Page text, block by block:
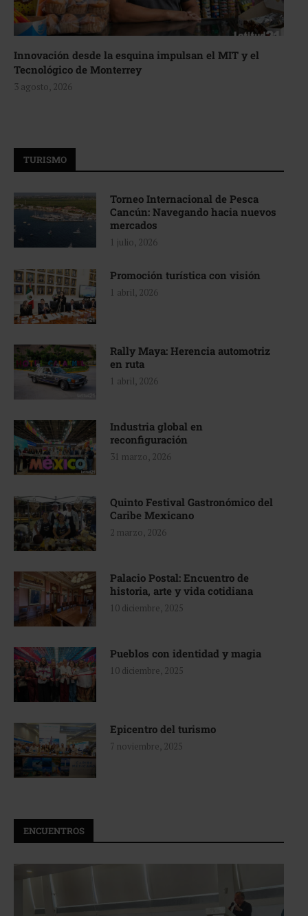
Innovación desde la esquina impulsan el MIT y el
Tecnológico de Monterrey
3 agosto, 2026
TURISMO
Torneo Internacional de Pesca
Cancún: Navegando hacia nuevos
mercados
1 julio, 2026
Promoción turística con visión
1 abril, 2026
Rally Maya: Herencia automotriz
en ruta
1 abril, 2026
Industria global en
reconfiguración
31 marzo, 2026
Quinto Festival Gastronómico del
Caribe Mexicano
2 marzo, 2026
Palacio Postal: Encuentro de
historia, arte y vida cotidiana
10 diciembre, 2025
Pueblos con identidad y magia
10 diciembre, 2025
Epicentro del turismo
7 noviembre, 2025
ENCUENTROS